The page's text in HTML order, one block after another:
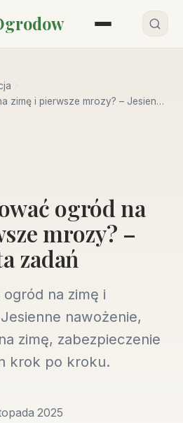
zimę i pierwsze mrozy? – Jesienna
ogród na
mrozy? –
zadań
na zimę i
nawożenie,
zimę, zabezpieczenie
krok po kroku.
2025